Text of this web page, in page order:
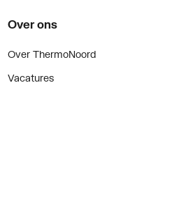
Over ons
Over ThermoNoord
Vacatures